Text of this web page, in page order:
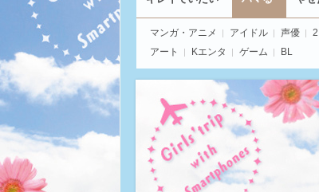
マンガ・アニメ アイドル 声優
アート
Kエンタ ゲーム BL